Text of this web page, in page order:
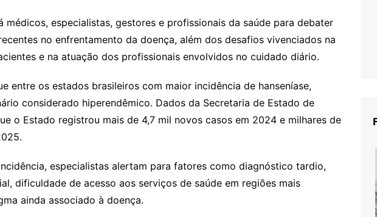
médicos, especialistas, gestores e profissionais da saúde para debater
no enfrentamento da doença, além dos desafios vivenciados na
e na atuação dos profissionais envolvidos no cuidado diário.
entre os estados brasileiros com maior incidência de hanseníase,
considerado hiperendêmico. Dados da Secretaria de Estado de
o Estado registrou mais de 4,7 mil novos casos em 2024 e milhares de
especialistas alertam para fatores como diagnóstico tardio,
dificuldade de acesso aos serviços de saúde em regiões mais
ainda associado à doença.